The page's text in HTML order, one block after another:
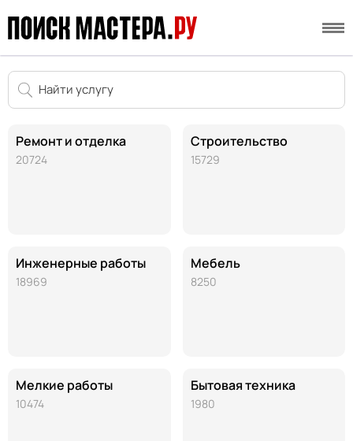
Ремонт и отделка
20724
Инженерные работы
18969
Мелкие работы
10474
Строительство
15729
Мебель
8250
Бытовая техника
1980